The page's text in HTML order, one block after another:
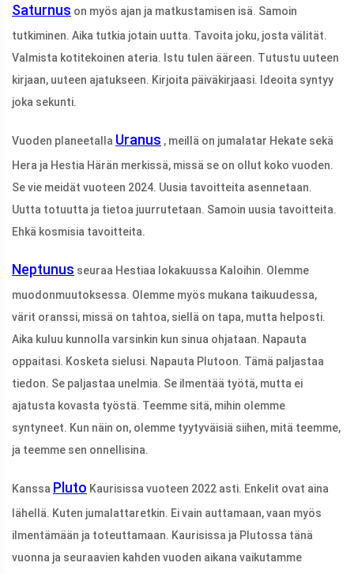
Saturnus on myös ajan ja matkustamisen isä. Samoin
tutkiminen. Aika tutkia jotain uutta. Tavoita joku, josta välität.
Valmista kotitekoinen ateria. Istu tulen ääreen. Tutustu uuteen
kirjaan, uuteen ajatukseen. Kirjoita päiväkirjaasi. Ideoita syntyy
joka sekunti.
Vuoden planeetalla Uranus , meillä on jumalatar Hekate sekä
Hera ja Hestia Härän merkissä, missä se on ollut koko vuoden.
Se vie meidät vuoteen 2024. Uusia tavoitteita asennetaan.
Uutta totuutta ja tietoa juurrutetaan. Samoin uusia tavoitteita.
Ehkä kosmisia tavoitteita.
Neptunus seuraa Hestiaa lokakuussa Kaloihin. Olemme
muodonmuutoksessa. Olemme myös mukana taikuudessa,
värit oranssi, missä on tahtoa, siellä on tapa, mutta helposti.
Aika kuluu kunnolla varsinkin kun sinua ohjataan. Napauta
oppaitasi. Kosketa sielusi. Napauta Plutoon. Tämä paljastaa
tiedon. Se paljastaa unelmia. Se ilmentää työtä, mutta ei
ajatusta kovasta työstä. Teemme sitä, mihin olemme
syntyneet. Kun näin on, olemme tyytyväisiä siihen, mitä teemme,
ja teemme sen onnellisina.
Kanssa Pluto Kaurisissa vuoteen 2022 asti. Enkelit ovat aina
lähellä. Kuten jumalattaretkin. Ei vain auttamaan, vaan myös
ilmentämään ja toteuttamaan. Kaurisissa ja Plutossa tänä
vuonna ja seuraavien kahden vuoden aikana vaikutamme